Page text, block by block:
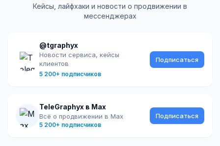
Кейсы, лайфхаки и новости о продвижении в
мессенджерах
@tgraphyx
Новости сервиса, кейсы
клиентов
5 200+ подписчиков
Подписаться
TeleGraphyx в Max
Всё о продвижении в Max
5 200+ подписчиков
Подписаться